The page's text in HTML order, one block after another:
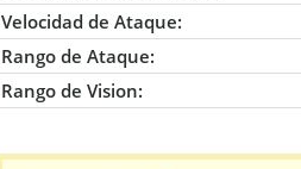
Velocidad de Ataque:
Rango de Ataque:
Rango de Vision: